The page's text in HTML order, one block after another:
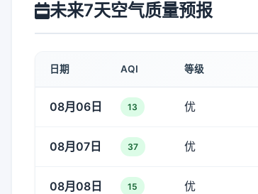
未来7天空气质量预报
日期 AQI 等级
08月06日 13 优
08月07日 37 优
08月08日 15 优